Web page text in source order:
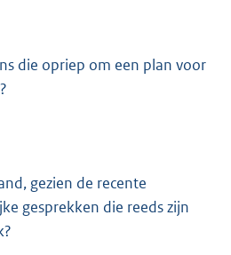
die opriep om een plan voor
gezien de recente
gesprekken die reeds zijn